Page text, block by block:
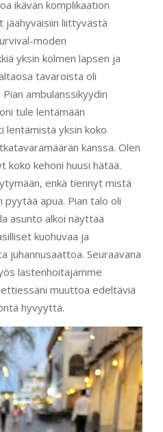
ikävän komplikaation
liittyvästä
moden
yksin kolmen lapsen ja
tavaroista oli
ambulanssikyydin
tule lentämään
lentämistä yksin koko
kanssa. Olen
koko kehoni huusi hätää.
enkä tiennyt mistä
apua. Pian talo oli
asunto alkoi näyttää
kuohuvaa ja
juhannusaattoa. Seuraavana
lastenhoitajamme
muuttoa edeltäviä
hyvyyttä.